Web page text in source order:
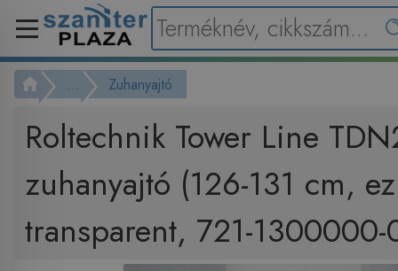
... Zuhanyajtó
Roltechnik Tower Line
zuhanyajtó (126-131 cm,
transparent, 721-1300000-